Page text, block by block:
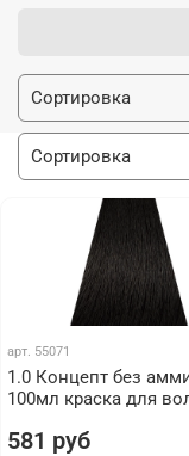
арт. 55071
1.0 Концепт без
100мл краска для
581 руб